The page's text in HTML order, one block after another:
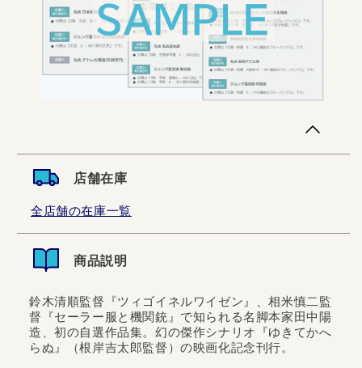
店舗在庫
全店舗の在庫一覧
商品説明
鈴木清順監督『ツィゴイネルワイゼン』、相米慎二監
督『セーラー服と機関銃』で知られる名脚本家田中陽
造、初の自選作品集。幻の傑作シナリオ『ゆきてかへ
らぬ』（根岸吉太郎監督）の映画化記念刊行。